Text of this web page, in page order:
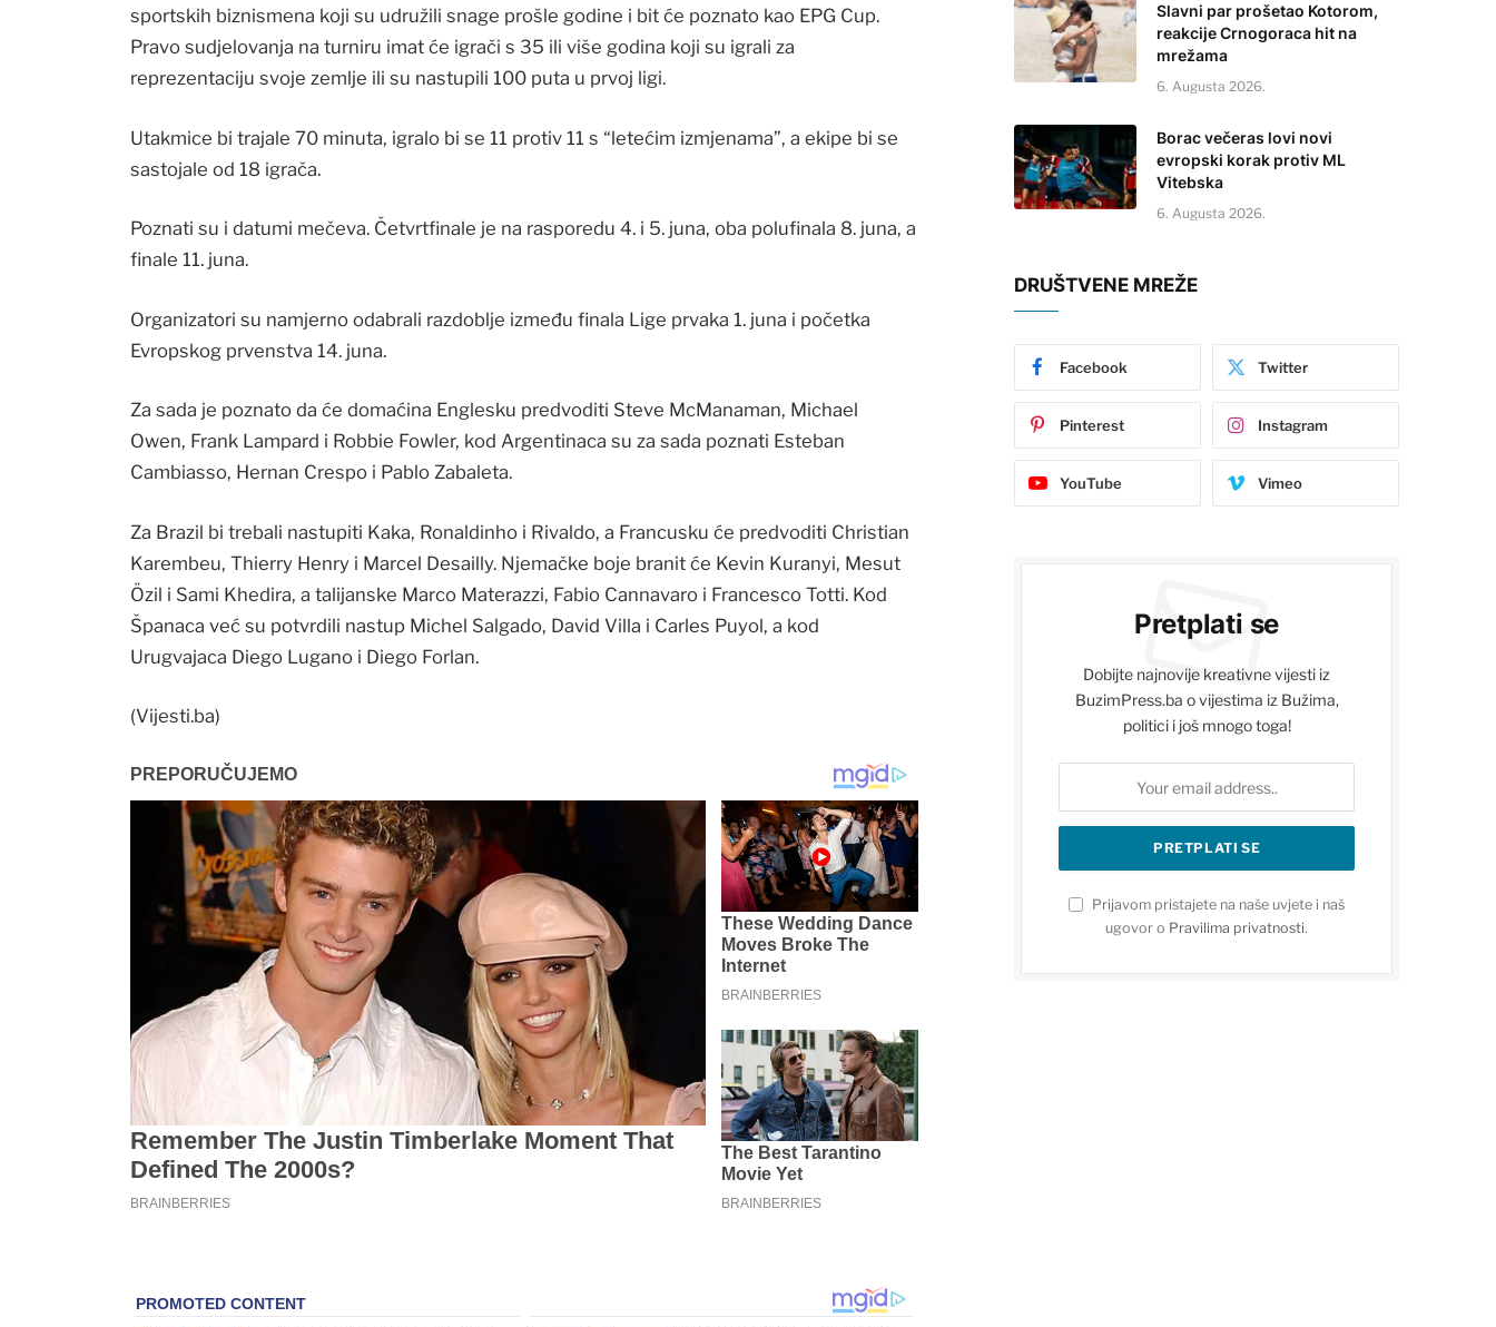
sportskih biznismena koji su udružili snage prošle godine i bit će poznato kao EPG Cup.
Pravo sudjelovanja na turniru imat će igrači s 35 ili više godina koji su igrali za
reprezentaciju svoje zemlje ili su nastupili 100 puta u prvoj ligi.
Utakmice bi trajale 70 minuta, igralo bi se 11 protiv 11 s “letećim izmjenama”, a ekipe bi se
sastojale od 18 igrača.
Poznati su i datumi mečeva. Četvrtfinale je na rasporedu 4. i 5. juna, oba polufinala 8. juna, a
finale 11. juna.
Organizatori su namjerno odabrali razdoblje između finala Lige prvaka 1. juna i početka
Evropskog prvenstva 14. juna.
Za sada je poznato da će domaćina Englesku predvoditi Steve McManaman, Michael
Owen, Frank Lampard i Robbie Fowler, kod Argentinaca su za sada poznati Esteban
Cambiasso, Hernan Crespo i Pablo Zabaleta.
Za Brazil bi trebali nastupiti Kaka, Ronaldinho i Rivaldo, a Francusku će predvoditi Christian
Karembeu, Thierry Henry i Marcel Desailly. Njemačke boje branit će Kevin Kuranyi, Mesut
Özil i Sami Khedira, a talijanske Marco Materazzi, Fabio Cannavaro i Francesco Totti. Kod
Španaca već su potvrdili nastup Michel Salgado, David Villa i Carles Puyol, a kod
Urugvajaca Diego Lugano i Diego Forlan.
(Vijesti.ba)
Slavni par prošetao Kotorom,
reakcije Crnogoraca hit na
mrežama
6. Augusta 2026.
Borac večeras lovi novi
evropski korak protiv ML
Vitebska
6. Augusta 2026.
DRUŠTVENE MREŽE
Facebook Twitter
Pinterest Instagram
YouTube Vimeo
Pretplati se
Dobijte najnovije kreativne vijesti iz
BuzimPress.ba o vijestima iz Bužima,
politici i još mnogo toga!
Prijavom pristajete na naše uvjete i naš
ugovor o Pravilima privatnosti.